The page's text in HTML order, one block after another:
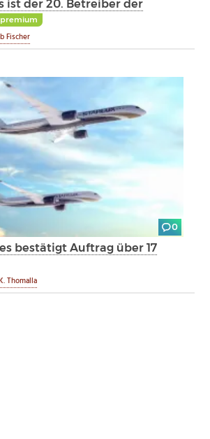
ist der 20. Betreiber der
premium
Fischer
0
bestätigt Auftrag über 17
Thomalla